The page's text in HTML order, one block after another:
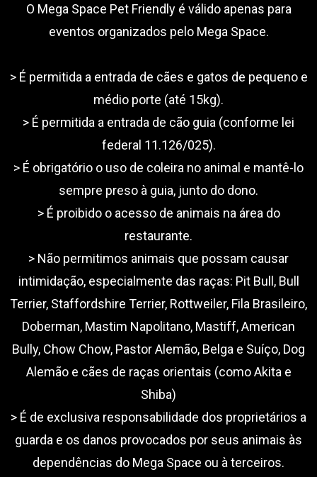
O Mega Space Pet Friendly é válido apenas para
eventos organizados pelo Mega Space.
> É permitida a entrada de cães e gatos de pequeno e
médio porte (até 15kg).
> É permitida a entrada de cão guia (conforme lei
federal 11.126/025).
> É obrigatório o uso de coleira no animal e mantê-lo
sempre preso à guia, junto do dono.
> É proibido o acesso de animais na área do
restaurante.
> Não permitimos animais que possam causar
intimidação, especialmente das raças: Pit Bull, Bull
Terrier, Staffordshire Terrier, Rottweiler, Fila Brasileiro,
Doberman, Mastim Napolitano, Mastiff, American
Bully, Chow Chow, Pastor Alemão, Belga e Suíço, Dog
Alemão e cães de raças orientais (como Akita e
Shiba)
> É de exclusiva responsabilidade dos proprietários a
guarda e os danos provocados por seus animais às
dependências do Mega Space ou à terceiros.